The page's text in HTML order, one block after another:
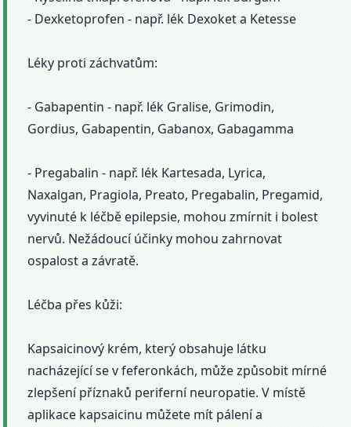
- Dexketoprofen - např. lék Dexoket a Ketesse
Léky proti záchvatům:
- Gabapentin - např. lék Gralise, Grimodin,
Gordius, Gabapentin, Gabanox, Gabagamma
- Pregabalin - např. lék Kartesada, Lyrica,
Naxalgan, Pragiola, Preato, Pregabalin, Pregamid,
vyvinuté k léčbě epilepsie, mohou zmírnit i bolest
nervů. Nežádoucí účinky mohou zahrnovat
ospalost a závratě.
Léčba přes kůži:
Kapsaicinový krém, který obsahuje látku
nacházející se v feferonkách, může způsobit mírné
zlepšení příznaků periferní neuropatie. V místě
aplikace kapsaicinu můžete mít pálení a